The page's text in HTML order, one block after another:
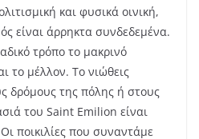
du vin de Saint Emilion
πανέμορφη πόλη που δεν
νιώθεις εκείνο
που για κάποιους
το αντικείμενο του
και αν θα το ξαναδεί…